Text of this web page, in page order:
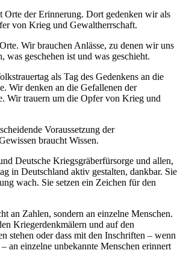
Orte der Erinnerung. Dort gedenken wir als
von Krieg und Gewaltherrschaft.
Wir brauchen Anlässe, zu denen wir uns
was geschehen ist und was geschieht.
als Tag des Gedenkens an die
Wir denken an die Gefallenen der
Wir trauern um die Opfer von Krieg und
Voraussetzung der
braucht Wissen.
Deutsche Kriegsgräberfürsorge und allen,
in Deutschland aktiv gestalten, dankbar. Sie
wach. Sie setzen ein Zeichen für den
an Zahlen, sondern an einzelne Menschen.
Kriegerdenkmälern und auf den
stehen oder dass mit den Inschriften – wenn
an einzelne unbekannte Menschen erinnert